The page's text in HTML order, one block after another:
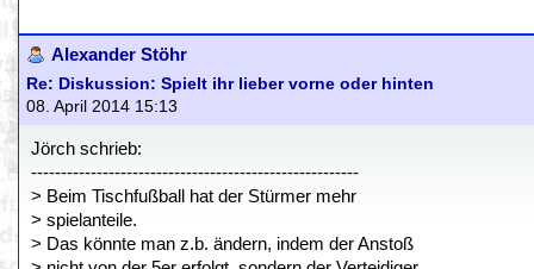
Alexander Stöhr
Re: Diskussion: Spielt ihr lieber vorne oder hinten
08. April 2014 15:13
Jörch schrieb:
-------------------------------------------------------
> Beim Tischfußball hat der Stürmer mehr
> spielanteile.
> Das könnte man z.b. ändern, indem der Anstoß